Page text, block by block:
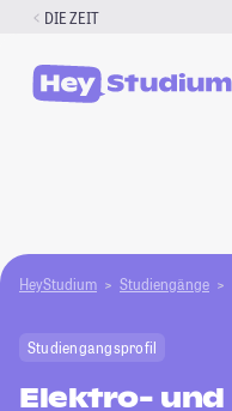
Zum
springen
DIE ZEIT
HeyStudium Studiengänge
Studiengangsprofil
Elektro- und